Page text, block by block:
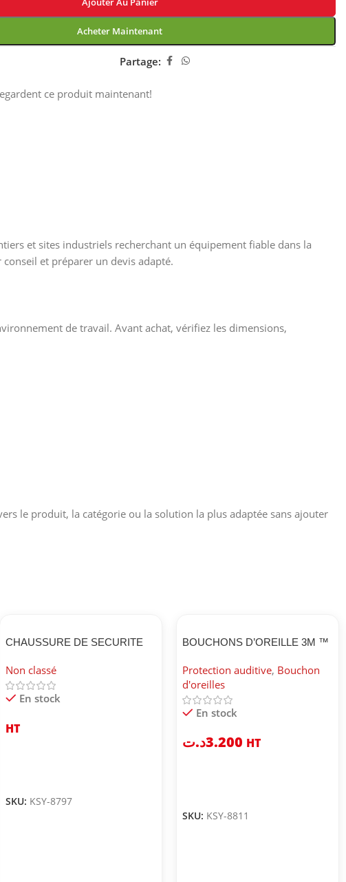
Acheter Maintenant
Partage:
ce produit maintenant!
et sites industriels recherchant un équipement fiable dans la
et préparer un devis adapté.
de travail. Avant achat, vérifiez les dimensions,
le produit, la catégorie ou la solution la plus adaptée sans ajouter
CHAUSSURE DE SECURITE
Non classé
En stock
HT
SKU: KSY-8797
BOUCHONS D’OREILLE 3M ™
Protection auditive, Bouchon
d'oreilles
En stock
3.200د.ت HT
SKU: KSY-8811